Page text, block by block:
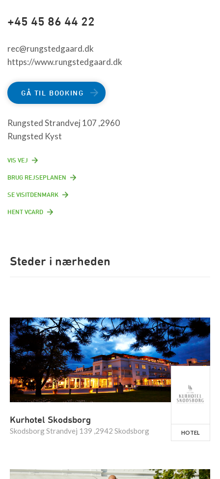
+45 45 86 44 22
rec@rungstedgaard.dk
https://www.rungstedgaard.dk
GÅ TIL BOOKING
Rungsted Strandvej 107 ,2960
Rungsted Kyst
VIS VEJ
BRUG REJSEPLANEN
SE VISITDENMARK
HENT VCARD
Steder i nærheden
Kurhotel Skodsborg
Skodsborg Strandvej 139 ,2942 Skodsborg HOTEL